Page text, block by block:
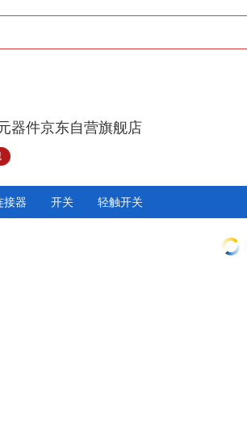
器件京东自营旗舰店
接器 开关 轻触开关